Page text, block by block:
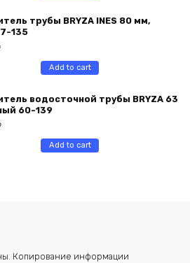
трубы BRYZA INES 80 мм,
135
Add to cart
водосточной трубы BRYZA 63
60-139
Add to cart
Копирование информации